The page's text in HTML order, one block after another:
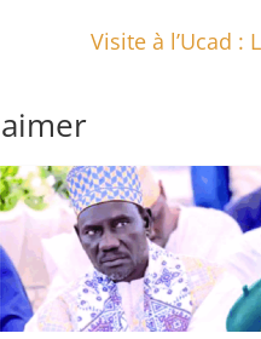
Visite à l’Ucad :